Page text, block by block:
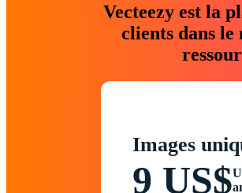
Vecteezy est la
clients dans le
Images
9 US$